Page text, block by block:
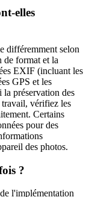
elles
différemment selon
de format et la
EXIF (incluant les
GPS et les
préservation des
travail, vérifiez les
Certains
pour des
des photos.
?
l'implémentation